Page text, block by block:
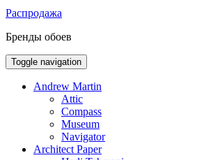
Распродажа
Бренды обоев
Toggle navigation
Andrew Martin
Attic
Compass
Museum
Navigator
Architect Paper